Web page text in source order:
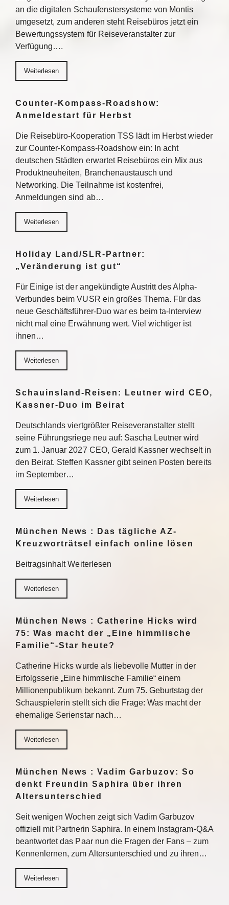
an die digitalen Schaufenstersysteme von Montis
umgesetzt, zum anderen steht Reisebüros jetzt ein
Bewertungssystem für Reiseveranstalter zur
Verfügung….
Weiterlesen
Counter-Kompass-Roadshow:
Anmeldestart für Herbst
Die Reisebüro-Kooperation TSS lädt im Herbst wieder
zur Counter-Kompass-Roadshow ein: In acht
deutschen Städten erwartet Reisebüros ein Mix aus
Produktneuheiten, Branchenaustausch und
Networking. Die Teilnahme ist kostenfrei,
Anmeldungen sind ab…
Weiterlesen
Holiday Land/SLR-Partner:
„Veränderung ist gut“
Für Einige ist der angekündigte Austritt des Alpha-
Verbundes beim VUSR ein großes Thema. Für das
neue Geschäftsführer-Duo war es beim ta-Interview
nicht mal eine Erwähnung wert. Viel wichtiger ist
ihnen…
Weiterlesen
Schauinsland-Reisen: Leutner wird CEO,
Kassner-Duo im Beirat
Deutschlands viertgrößter Reiseveranstalter stellt
seine Führungsriege neu auf: Sascha Leutner wird
zum 1. Januar 2027 CEO, Gerald Kassner wechselt in
den Beirat. Steffen Kassner gibt seinen Posten bereits
im September…
Weiterlesen
München News : Das tägliche AZ-
Kreuzworträtsel einfach online lösen
Beitragsinhalt Weiterlesen
Weiterlesen
München News : Catherine Hicks wird
75: Was macht der „Eine himmlische
Familie“-Star heute?
Catherine Hicks wurde als liebevolle Mutter in der
Erfolgsserie „Eine himmlische Familie“ einem
Millionenpublikum bekannt. Zum 75. Geburtstag der
Schauspielerin stellt sich die Frage: Was macht der
ehemalige Serienstar nach…
Weiterlesen
München News : Vadim Garbuzov: So
denkt Freundin Saphira über ihren
Altersunterschied
Seit wenigen Wochen zeigt sich Vadim Garbuzov
offiziell mit Partnerin Saphira. In einem Instagram-Q&A
beantwortet das Paar nun die Fragen der Fans – zum
Kennenlernen, zum Altersunterschied und zu ihren…
Weiterlesen